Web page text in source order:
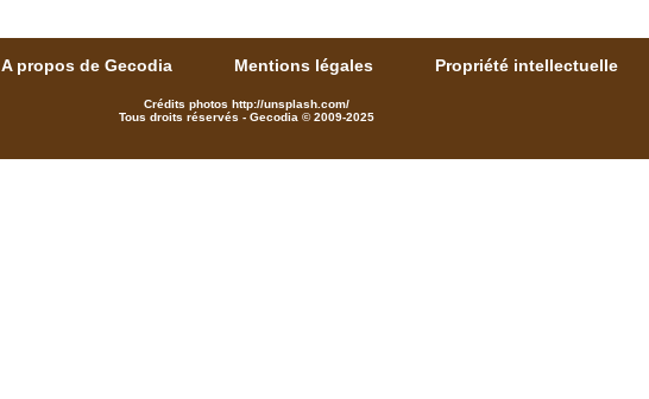
A propos de Gecodia Mentions légales Propriété intellectuelle
Crédits photos http://unsplash.com/
Tous droits réservés - Gecodia © 2009-2025